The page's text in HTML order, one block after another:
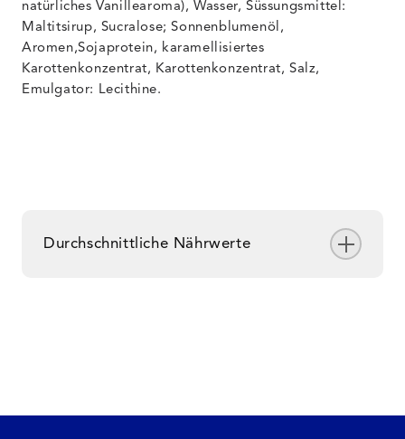
natürliches Vanillearoma), Wasser, Süssungsmittel:
Maltitsirup, Sucralose; Sonnenblumenöl,
Aromen,Sojaprotein, karamellisiertes
Karottenkonzentrat, Karottenkonzentrat, Salz,
Emulgator: Lecithine.
Durchschnittliche Nährwerte